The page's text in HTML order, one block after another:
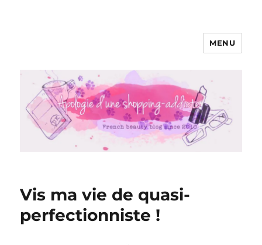
Apologie d'une Shopping-addicte
MENU
Vis ma vie de quasi-
perfectionniste !